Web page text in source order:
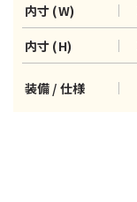
内寸 (W)
内寸 (H)
装備 / 仕様